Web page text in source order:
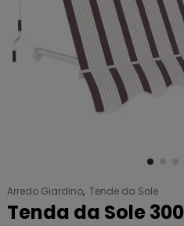
Arredo Giardino, Tende da Sole
Tenda da Sole